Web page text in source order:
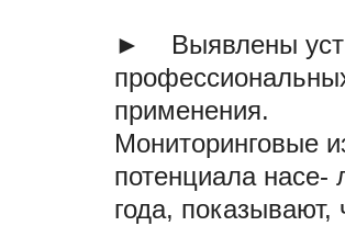
►
Выявлены
применения.
Мониторинговые
потенциала
года, показывают,